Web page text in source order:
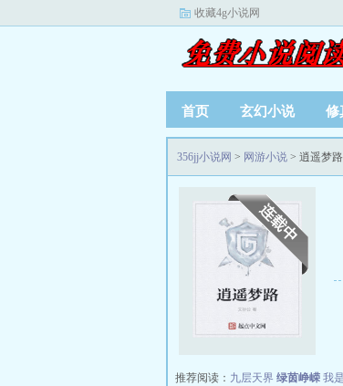
收藏4g小说网
首页 玄幻小说 修
356jj小说网 > 网游小说 > 逍遥梦
推荐阅读： 九层天界 绿茵峥嵘 我